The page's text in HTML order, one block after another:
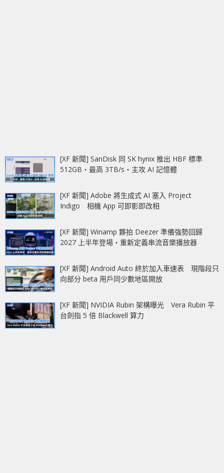
[XF 新聞] SanDisk 同 SK hynix 推出 HBF 標準
512GB‧最高 3TB/s‧主攻 AI 記憶體
[XF 新聞] Adobe 將生成式 AI 塞入 Project
Indigo 相機 App 可即影即改相
[XF 新聞] Winamp 夥拍 Deezer 準備強勢回歸
2027 上半年登場‧重新定義串流音樂播放器
[XF 新聞] Android Auto 終於加入車速表 現階段只
向部分 beta 用戶同少數地區開放
[XF 新聞] NVIDIA Rubin 架構曝光 Vera Rubin 平
台劍指 5 倍 Blackwell 算力